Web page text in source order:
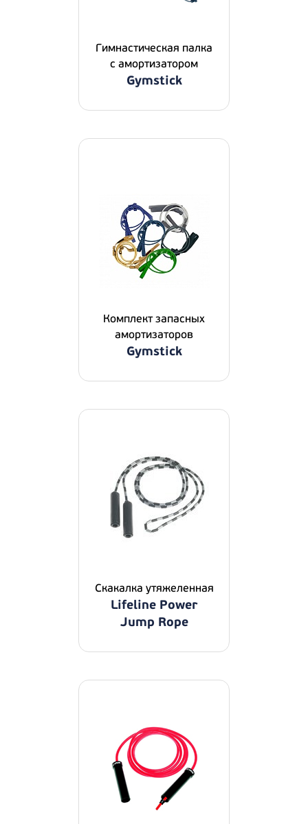
Гимнастическая палка
с амортизатором
Gymstick
Комплект запасных
амортизаторов
Gymstick
Скакалка утяжеленная
Lifeline Power
Jump Rope